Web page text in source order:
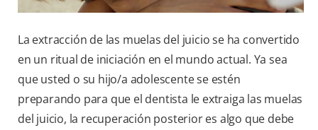
La extracción de las muelas del juicio se ha convertido
en un ritual de iniciación en el mundo actual. Ya sea
que usted o su hijo/a adolescente se estén
preparando para que el dentista le extraiga las muelas
del juicio, la recuperación posterior es algo que debe